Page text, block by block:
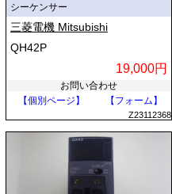
シーケンサー
三菱電機 Mitsubishi
QH42P
19,000円
お問い合わせ
【個別ページ】
【フォーム】
Z23112368